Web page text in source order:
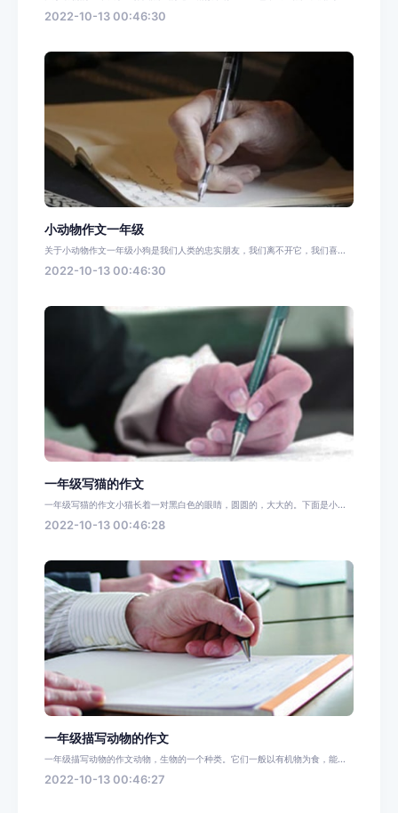
2022-10-13 00:46:30
小动物作文一年级
关于小动物作文一年级小狗是我们人类的忠实朋友，我们离不开它，我们喜...
2022-10-13 00:46:30
一年级写猫的作文
一年级写猫的作文小猫长着一对黑白色的眼睛，圆圆的，大大的。下面是小...
2022-10-13 00:46:28
一年级描写动物的作文
一年级描写动物的作文动物，生物的一个种类。它们一般以有机物为食，能...
2022-10-13 00:46:27